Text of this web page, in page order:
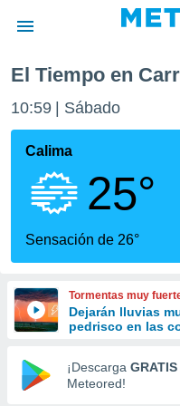
de
por
que se
calidad.
a este
las
y
forma
digital
basada
El Tiempo en
10:59 Sábado
Calima
25°
Sensación de 26°
Tormentas muy
Dejarán lluvias
pedrisco en las
¡Descarga GRATIS
Meteored!